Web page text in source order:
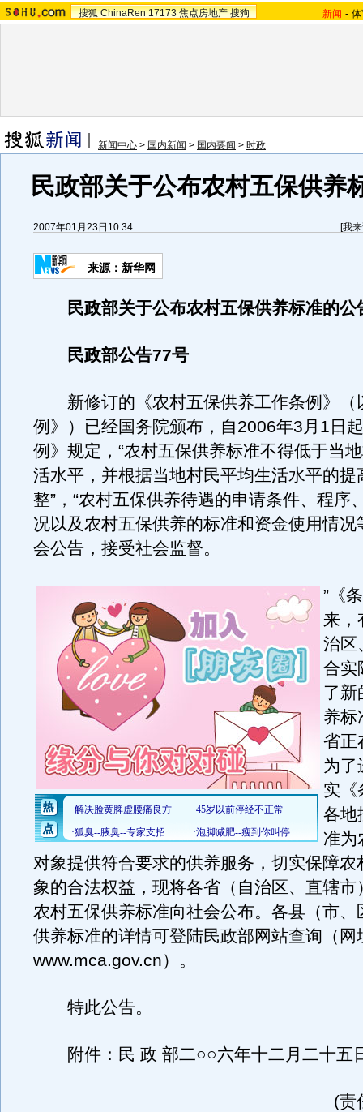
搜狐 ChinaRen 17173 焦点房地产 搜狗 新闻 -
新闻中心 > 国内新闻 > 国内要闻 > 时政
民政部关于公布农村五保供养
2007年01月23日10:34 [我
来源：新华网
民政部关于公布农村五保供养标准的公
民政部公告77号
新修订的《农村五保供养工作条例》（
例》）已经国务院颁布，自2006年3月1日
例》规定，“农村五保供养标准不得低于当
活水平，并根据当地村民平均生活水平的提
整”，“农村五保供养待遇的申请条件、程序
况以及农村五保供养的标准和资金使用情况
会公告，接受社会监督。
”《
来，
治区
合实
了新
养标
省正
为了
实《
各地
准为
对象提供符合要求的供养服务，切实保障农
象的合法权益，现将各省（自治区、直辖市
农村五保供养标准向社会公布。各县（市、
供养标准的详情可登陆民政部网站查询（网
www.mca.gov.cn）。
特此公告。
附件：民 政 部二○○六年十二月二十五
(责